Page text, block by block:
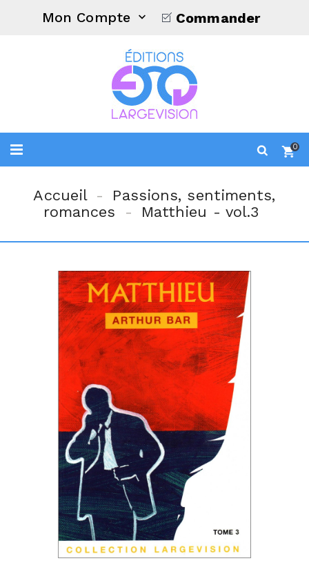
Mon Compte  Commander
0
Accueil
Passions, sentiments,
romances
Matthieu - vol.3